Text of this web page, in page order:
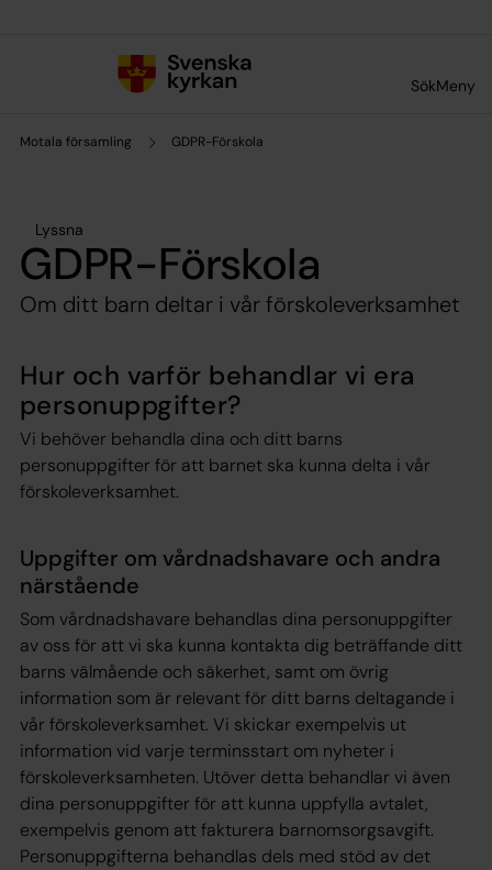
SökMeny
Motala församling GDPR-Förskola
Lyssna
GDPR-Förskola
Om ditt barn deltar i vår förskoleverksamhet
Hur och varför behandlar vi era
personuppgifter?
Vi behöver behandla dina och ditt barns
personuppgifter för att barnet ska kunna delta i vår
förskoleverksamhet.
Uppgifter om vårdnadshavare och andra
närstående
Som vårdnadshavare behandlas dina personuppgifter
av oss för att vi ska kunna kontakta dig beträffande ditt
barns välmående och säkerhet, samt om övrig
information som är relevant för ditt barns deltagande i
vår förskoleverksamhet. Vi skickar exempelvis ut
information vid varje terminsstart om nyheter i
förskoleverksamheten. Utöver detta behandlar vi även
dina personuppgifter för att kunna uppfylla avtalet,
exempelvis genom att fakturera barnomsorgsavgift.
Personuppgifterna behandlas dels med stöd av det